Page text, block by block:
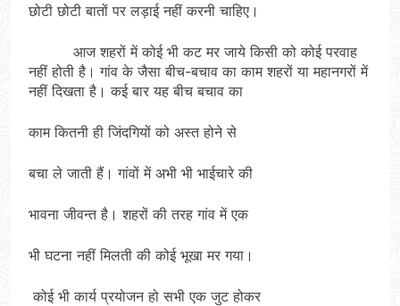
छोटी छोटी बातों पर लड़ाई नहीं करनी चाहिए।
आज शहरों में कोई भी कट मर जाये किसी को कोई परवाह
नहीं होती है। गांव के जैसा बीच-बचाव का काम शहरों या महानगरों में
नहीं दिखता है। कई बार यह बीच बचाव का
काम कितनी ही जिंदगियों को अस्त होने से
बचा ले जाती हैं। गांवों में अभी भी भाईचारे की
भावना जीवन्त है। शहरों की तरह गांव में एक
भी घटना नहीं मिलती की कोई भूखा मर गया।
कोई भी कार्य प्रयोजन हो सभी एक जुट होकर